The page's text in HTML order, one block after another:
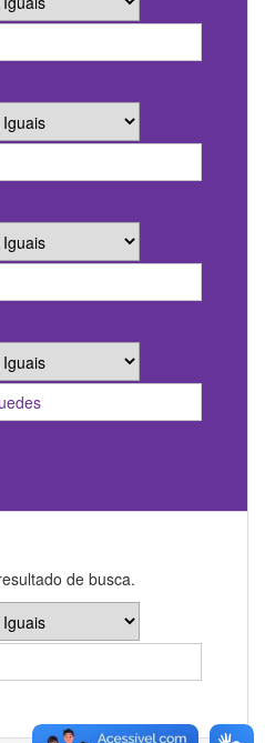
de busca.